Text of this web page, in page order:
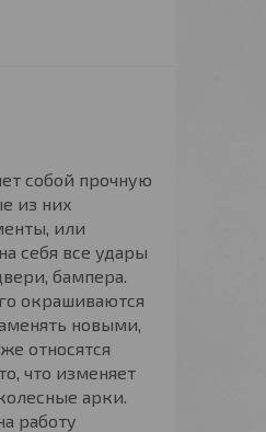
собой прочную
из них
или
себя все удары
бампера.
окрашиваются
новыми,
относятся
что изменяет
арки.
работу